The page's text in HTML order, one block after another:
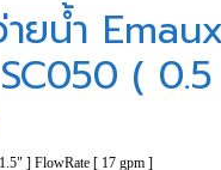
ายน้ำ
(
] FlowRate [ 17 gpm ]